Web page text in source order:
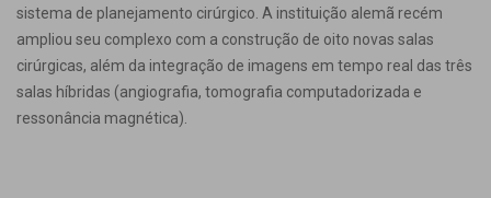
sistema de planejamento cirúrgico. A instituição alemã recém
ampliou seu complexo com a construção de oito novas salas
cirúrgicas, além da integração de imagens em tempo real das três
salas híbridas (angiografia, tomografia computadorizada e
ressonância magnética).